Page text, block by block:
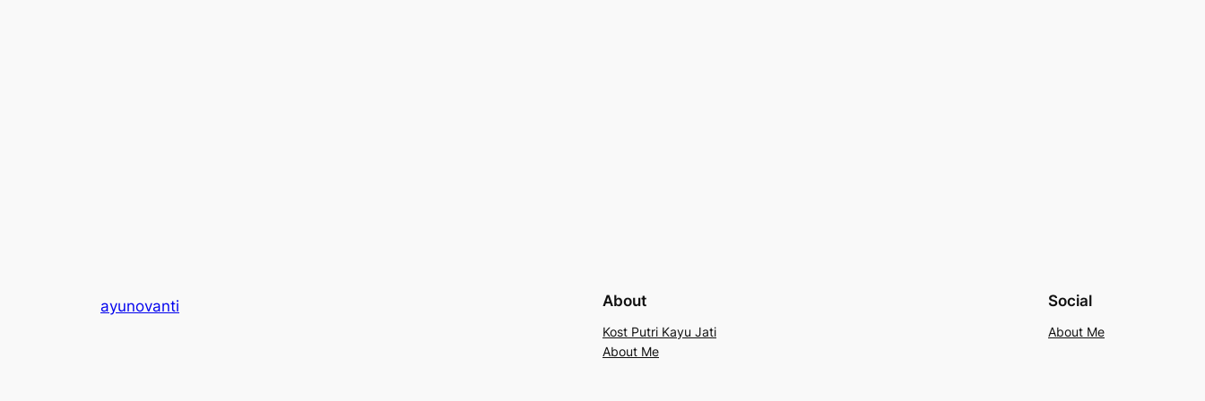
ayunovanti About
Kost Putri Kayu Jati
About Me
Social
About Me